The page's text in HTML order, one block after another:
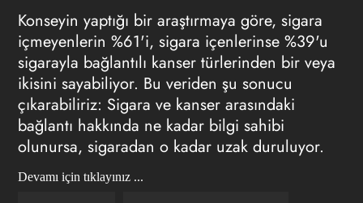
Konseyin yaptığı bir araştırmaya göre, sigara
içmeyenlerin %61'i, sigara içenlerinse %39'u
sigarayla bağlantılı kanser türlerinden bir veya
ikisini sayabiliyor. Bu veriden şu sonucu
çıkarabiliriz: Sigara ve kanser arasındaki
bağlantı hakkında ne kadar bilgi sahibi
olunursa, sigaradan o kadar uzak duruluyor.
Devamı için tıklayınız ...